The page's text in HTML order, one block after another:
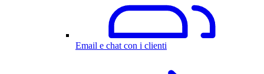
Email e chat con i clienti